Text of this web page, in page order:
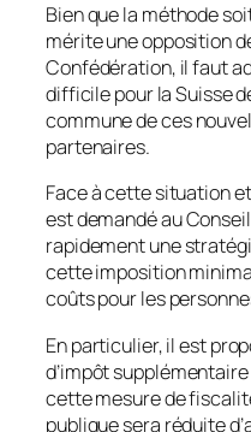
Bien que la méthode
mérite une opposition
Confédération, il faut
difficile pour la Suisse
commune de ces
partenaires.
Face à cette situation
est demandé au
rapidement une
cette imposition
coûts pour les
En particulier, il est
d’impôt
cette mesure de
publique sera réduite